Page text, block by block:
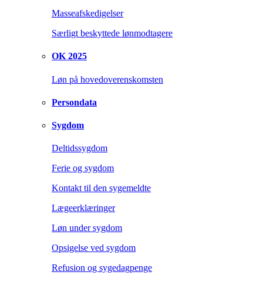
Masseafskedigelser
Særligt beskyttede lønmodtagere
OK 2025
Løn på hovedoverenskomsten
Persondata
Sygdom
Deltidssygdom
Ferie og sygdom
Kontakt til den sygemeldte
Lægeerklæringer
Løn under sygdom
Opsigelse ved sygdom
Refusion og sygedagpenge